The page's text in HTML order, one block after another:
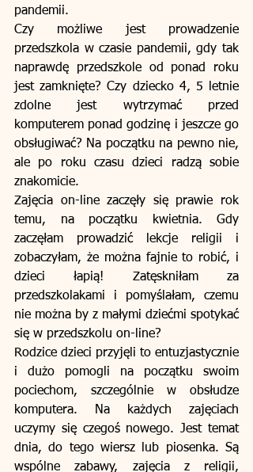
pandemii.
Czy możliwe jest prowadzenie
przedszkola w czasie pandemii, gdy tak
naprawdę przedszkole od ponad roku
jest zamknięte? Czy dziecko 4, 5 letnie
zdolne jest wytrzymać przed
komputerem ponad godzinę i jeszcze go
obsługiwać? Na początku na pewno nie,
ale po roku czasu dzieci radzą sobie
znakomicie.
Zajęcia on-line zaczęły się prawie rok
temu, na początku kwietnia. Gdy
zaczęłam prowadzić lekcje religii i
zobaczyłam, że można fajnie to robić, i
dzieci łapią! Zatęskniłam za
przedszkolakami i pomyślałam, czemu
nie można by z małymi dziećmi spotykać
się w przedszkolu on-line?
Rodzice dzieci przyjęli to entuzjastycznie
i dużo pomogli na początku swoim
pociechom, szczególnie w obsłudze
komputera. Na każdych zajęciach
uczymy się czegoś nowego. Jest temat
dnia, do tego wiersz lub piosenka. Są
wspólne zabawy, zajęcia z religii,